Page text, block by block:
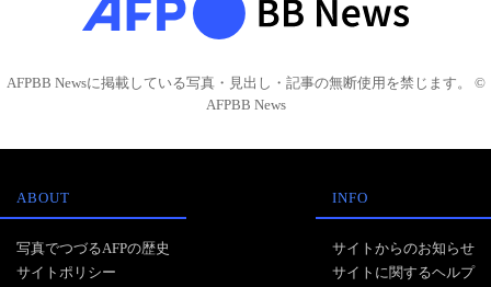
AFPBB Newsに掲載している写真・見出し・記事の無断使用を禁じます。 ©
AFPBB News
ABOUT
写真でつづるAFPの歴史
サイトポリシー
INFO
サイトからのお知らせ
サイトに関するヘルプ